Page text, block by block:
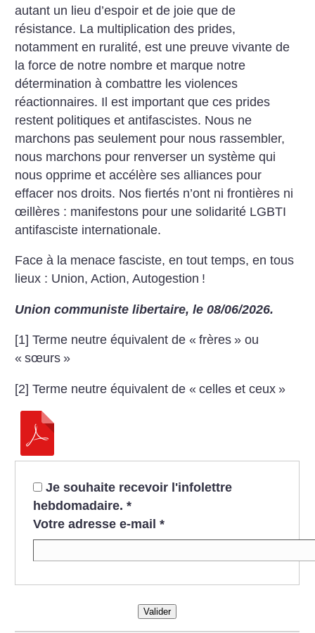
autant un lieu d’espoir et de joie que de
résistance. La multiplication des prides,
notamment en ruralité, est une preuve vivante de
la force de notre nombre et marque notre
détermination à combattre les violences
réactionnaires. Il est important que ces prides
restent politiques et antifascistes. Nous ne
marchons pas seulement pour nous rassembler,
nous marchons pour renverser un système qui
nous opprime et accélère ses alliances pour
effacer nos droits. Nos fiertés n’ont ni frontières ni
œillères : manifestons pour une solidarité LGBTI
antifasciste internationale.
Face à la menace fasciste, en tout temps, en tous
lieux : Union, Action, Autogestion !
Union communiste libertaire, le 08/06/2026.
[1] Terme neutre équivalent de « frères » ou
« sœurs »
[2] Terme neutre équivalent de « celles et ceux »
Je souhaite recevoir l'infolettre
hebdomadaire. *
Votre adresse e-mail *
Valider